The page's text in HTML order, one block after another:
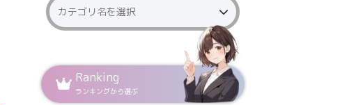
Ranking
ランキングから選ぶ